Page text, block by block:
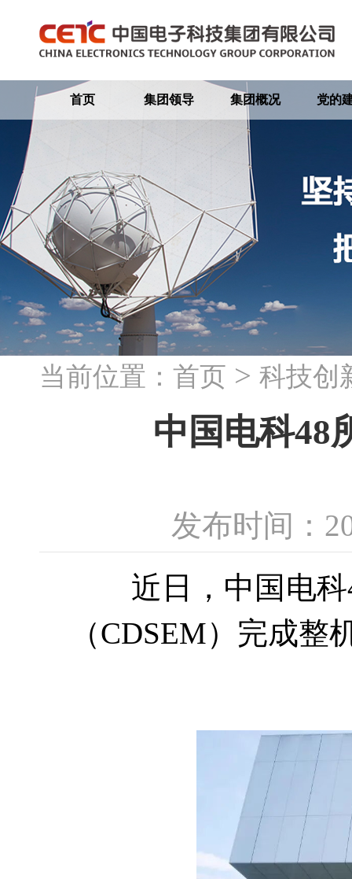
首页 集团领导 集团概况 党的
当前位置： 首页 > 科技创
中国电科48
发布时间：
近日，中国电科
（CDSEM）完成